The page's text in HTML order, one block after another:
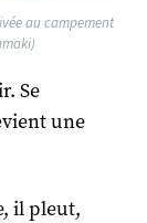
au campement
Se
une
il pleut,